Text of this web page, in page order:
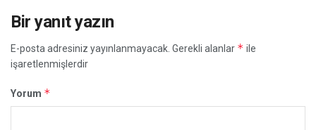
Bir yanıt yazın
E-posta adresiniz yayınlanmayacak. Gerekli alanlar * ile
işaretlenmişlerdir
Yorum *